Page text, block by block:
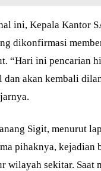
ini, Kepala Kantor
dikonfirmasi
“Hari ini pencarian
dan akan kembali
Sigit, menurut
pihaknya, kejadian
wilayah sekitar. Saat